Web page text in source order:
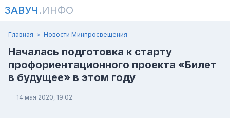
ЗАВУЧ.ИНФО
Главная Новости Минпросвещения
Началась подготовка к старту
профориентационного проекта «Билет
в будущее» в этом году
14 мая 2020, 19:02